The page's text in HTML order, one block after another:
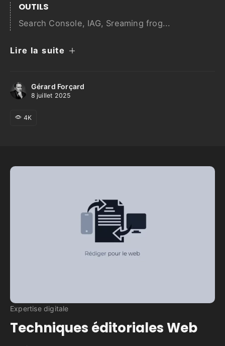
OUTILS
Search Console, IAG, Sreaming frog...
Lire la suite
Gérard Forçard
8 juillet 2025
4K
Expertise digitale
Techniques éditoriales Web